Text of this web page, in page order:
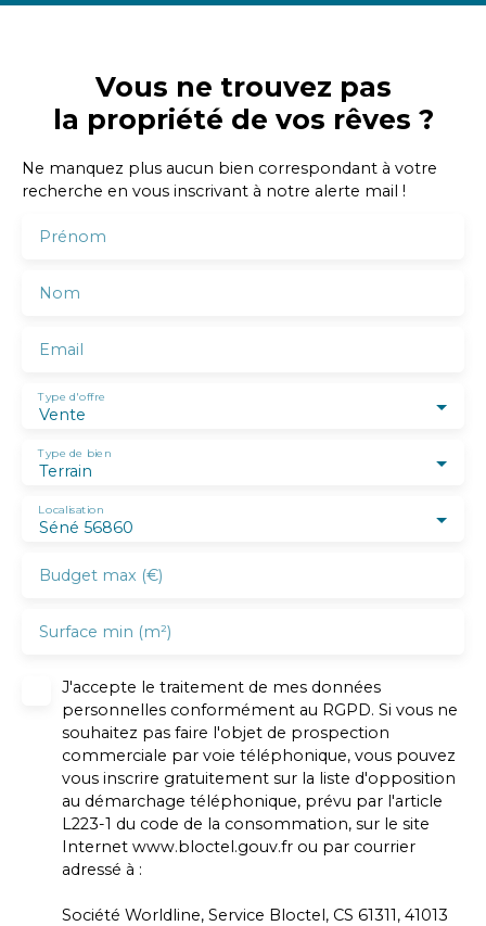
Vous ne trouvez pas
la propriété de vos rêves ?
Ne manquez plus aucun bien correspondant à votre
recherche en vous inscrivant à notre alerte mail !
Prénom
Nom
Email
Vente
Type d'offre
Terrain
Type de bien
Séné 56860
Localisation
Budget max (€)
Surface min (m²)
J'accepte le traitement de mes données
personnelles conformément au RGPD. Si vous ne
souhaitez pas faire l'objet de prospection
commerciale par voie téléphonique, vous pouvez
vous inscrire gratuitement sur la liste d'opposition
au démarchage téléphonique, prévu par l'article
L223-1 du code de la consommation, sur le site
Internet www.bloctel.gouv.fr ou par courrier
adressé à :
Société Worldline, Service Bloctel, CS 61311, 41013